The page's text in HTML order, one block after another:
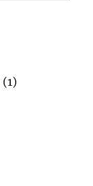
(1)